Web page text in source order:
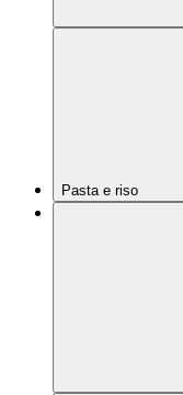
Pasta e riso